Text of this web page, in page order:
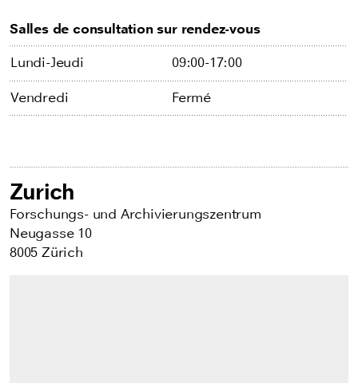
Salles de consultation sur rendez-vous
Lundi-Jeudi
09:00-17:00
Vendredi Fermé
Zurich
Forschungs- und Archivierungszentrum
Neugasse 10
8005 Zürich